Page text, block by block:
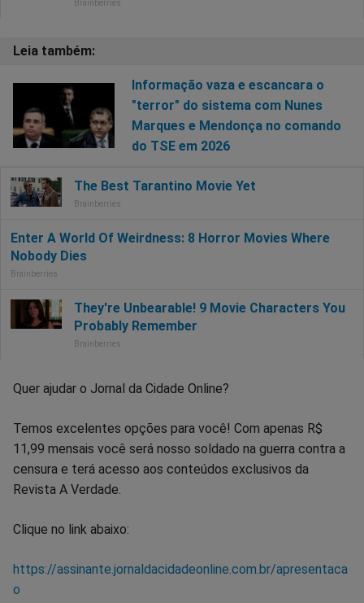
Informação vaza e escancara o
"terror" do sistema com Nunes
Marques e Mendonça no comando
do TSE em 2026
Quer ajudar o Jornal da Cidade Online?
Temos excelentes opções para você! Com apenas R$
11,99 mensais você será nosso soldado na guerra contra a
censura e terá acesso aos conteúdos exclusivos da
Revista A Verdade.
Clique no link abaixo:
https://assinante.jornaldacidadeonline.com.br/apresentaca
o